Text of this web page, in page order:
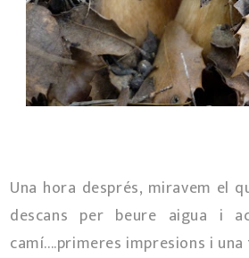
Una hora després, miravem el
descans per beure aigua i
camí....primeres impresions i